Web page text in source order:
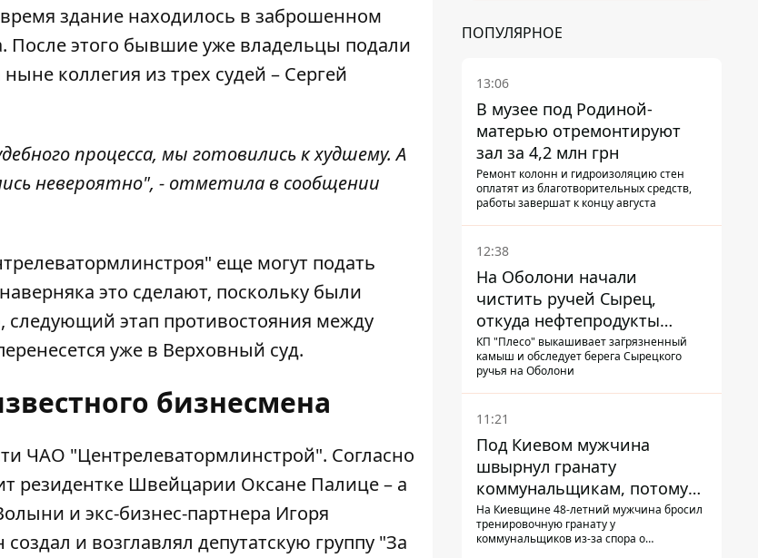
здание находилось в заброшенном
После этого бывшие уже владельцы подали
коллегия из трех судей – Сергей
процесса, мы готовились к худшему. А
невероятно", - отметила в сообщении
еще могут подать
это сделают, поскольку были
этап противостояния между
уже в Верховный суд.
бизнесмена
ЧАО "Центрелеватормлинстрой". Согласно
резидентке Швейцарии Оксане Палице – а
и экс-бизнес-партнера Игоря
и возглавлял депутатскую группу "За
ПОПУЛЯРНОЕ
13:06
В музее под Родиной-
матерью отремонтируют
зал за 4,2 млн грн
Ремонт колонн и гидроизоляцию стен
оплатят из благотворительных средств,
работы завершат к концу августа
12:38
На Оболони начали
чистить ручей Сырец,
откуда нефтепродукты
попадали в озера
КП "Плесо" выкашивает загрязненный
камыш и обследует берега Сырецкого
ручья на Оболони
11:21
Под Киевом мужчина
швырнул гранату
коммунальщикам, потому
что не хотел платить по
квитанциям
На Киевщине 48-летний мужчина бросил
тренировочную гранату у
коммунальщиков из-за спора о